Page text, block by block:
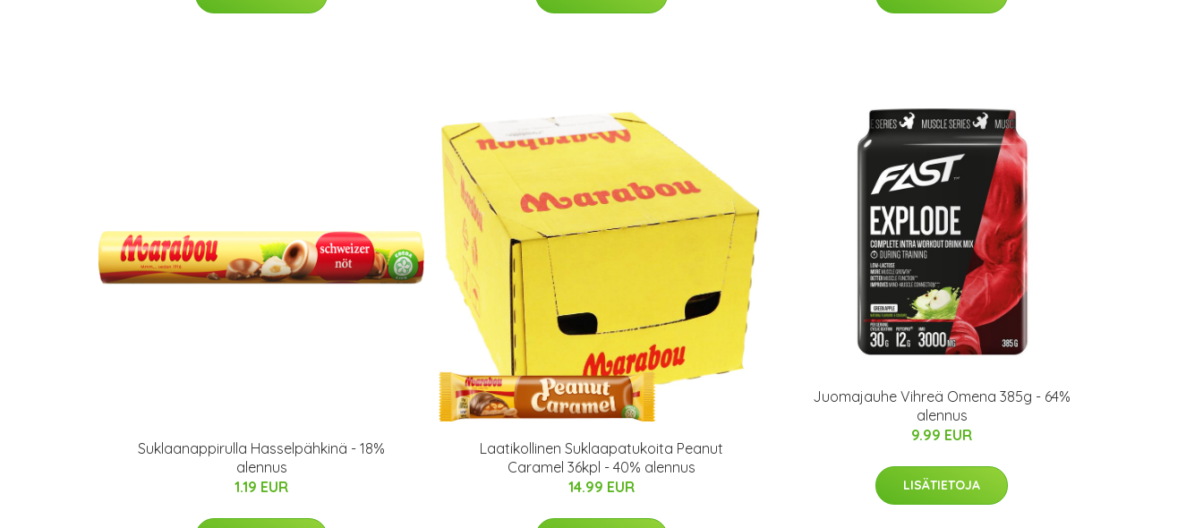
Suklaanappirulla Hasselpähkinä - 18%
alennus
1.19 EUR
Laatikollinen Suklaapatukoita Peanut
Caramel 36kpl - 40% alennus
14.99 EUR
Juomajauhe Vihreä Omena 385g - 64%
alennus
9.99 EUR
LISÄTIETOJA